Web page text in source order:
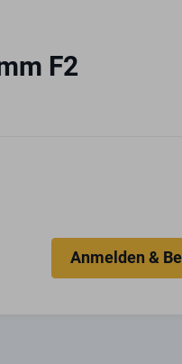
F2